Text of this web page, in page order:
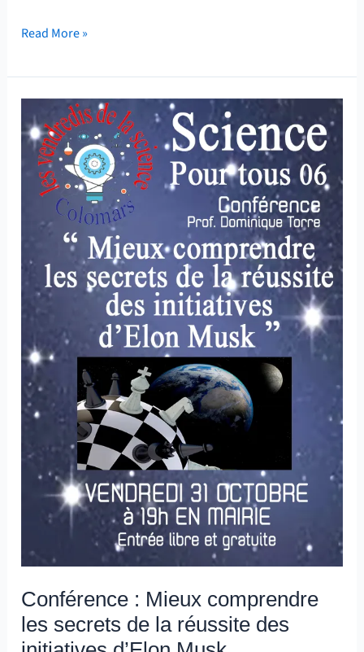
Read More »
Conférence : Mieux comprendre
les secrets de la réussite des
Conférence
:
Mieux
comprendre
secrets
la
réussite
des
initiatives
d’Elon
Musk